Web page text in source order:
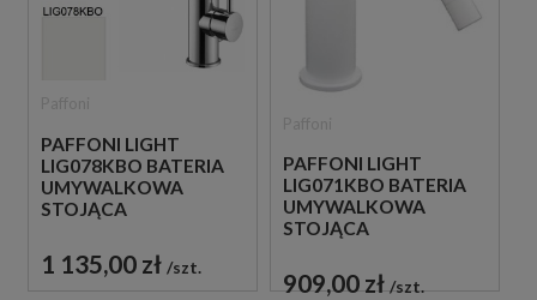
PAFFONI LIGHT
LIG078KBO BATERIA
UMYWALKOWA
STOJĄCA
BIAŁA
1 135,00 zł szt.
PAFFONI LIGHT
LIG071KBO BATERIA
UMYWALKOWA
STOJĄCA
BIAŁA
909,00 zł szt.